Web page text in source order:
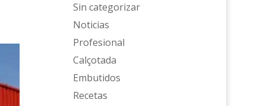
Sin categorizar
Noticias
Profesional
Calçotada
Embutidos
Recetas